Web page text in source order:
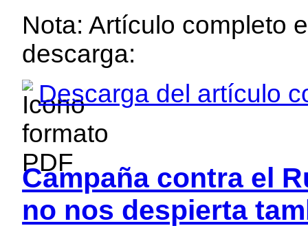
Nota: Artículo completo
descarga:
Descarga del artículo
Campaña contra el
no nos despierta